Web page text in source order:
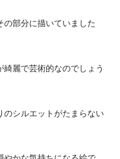
の部分に描いていました
麗で芸術的なのでしょう
のシルエットがたまらない